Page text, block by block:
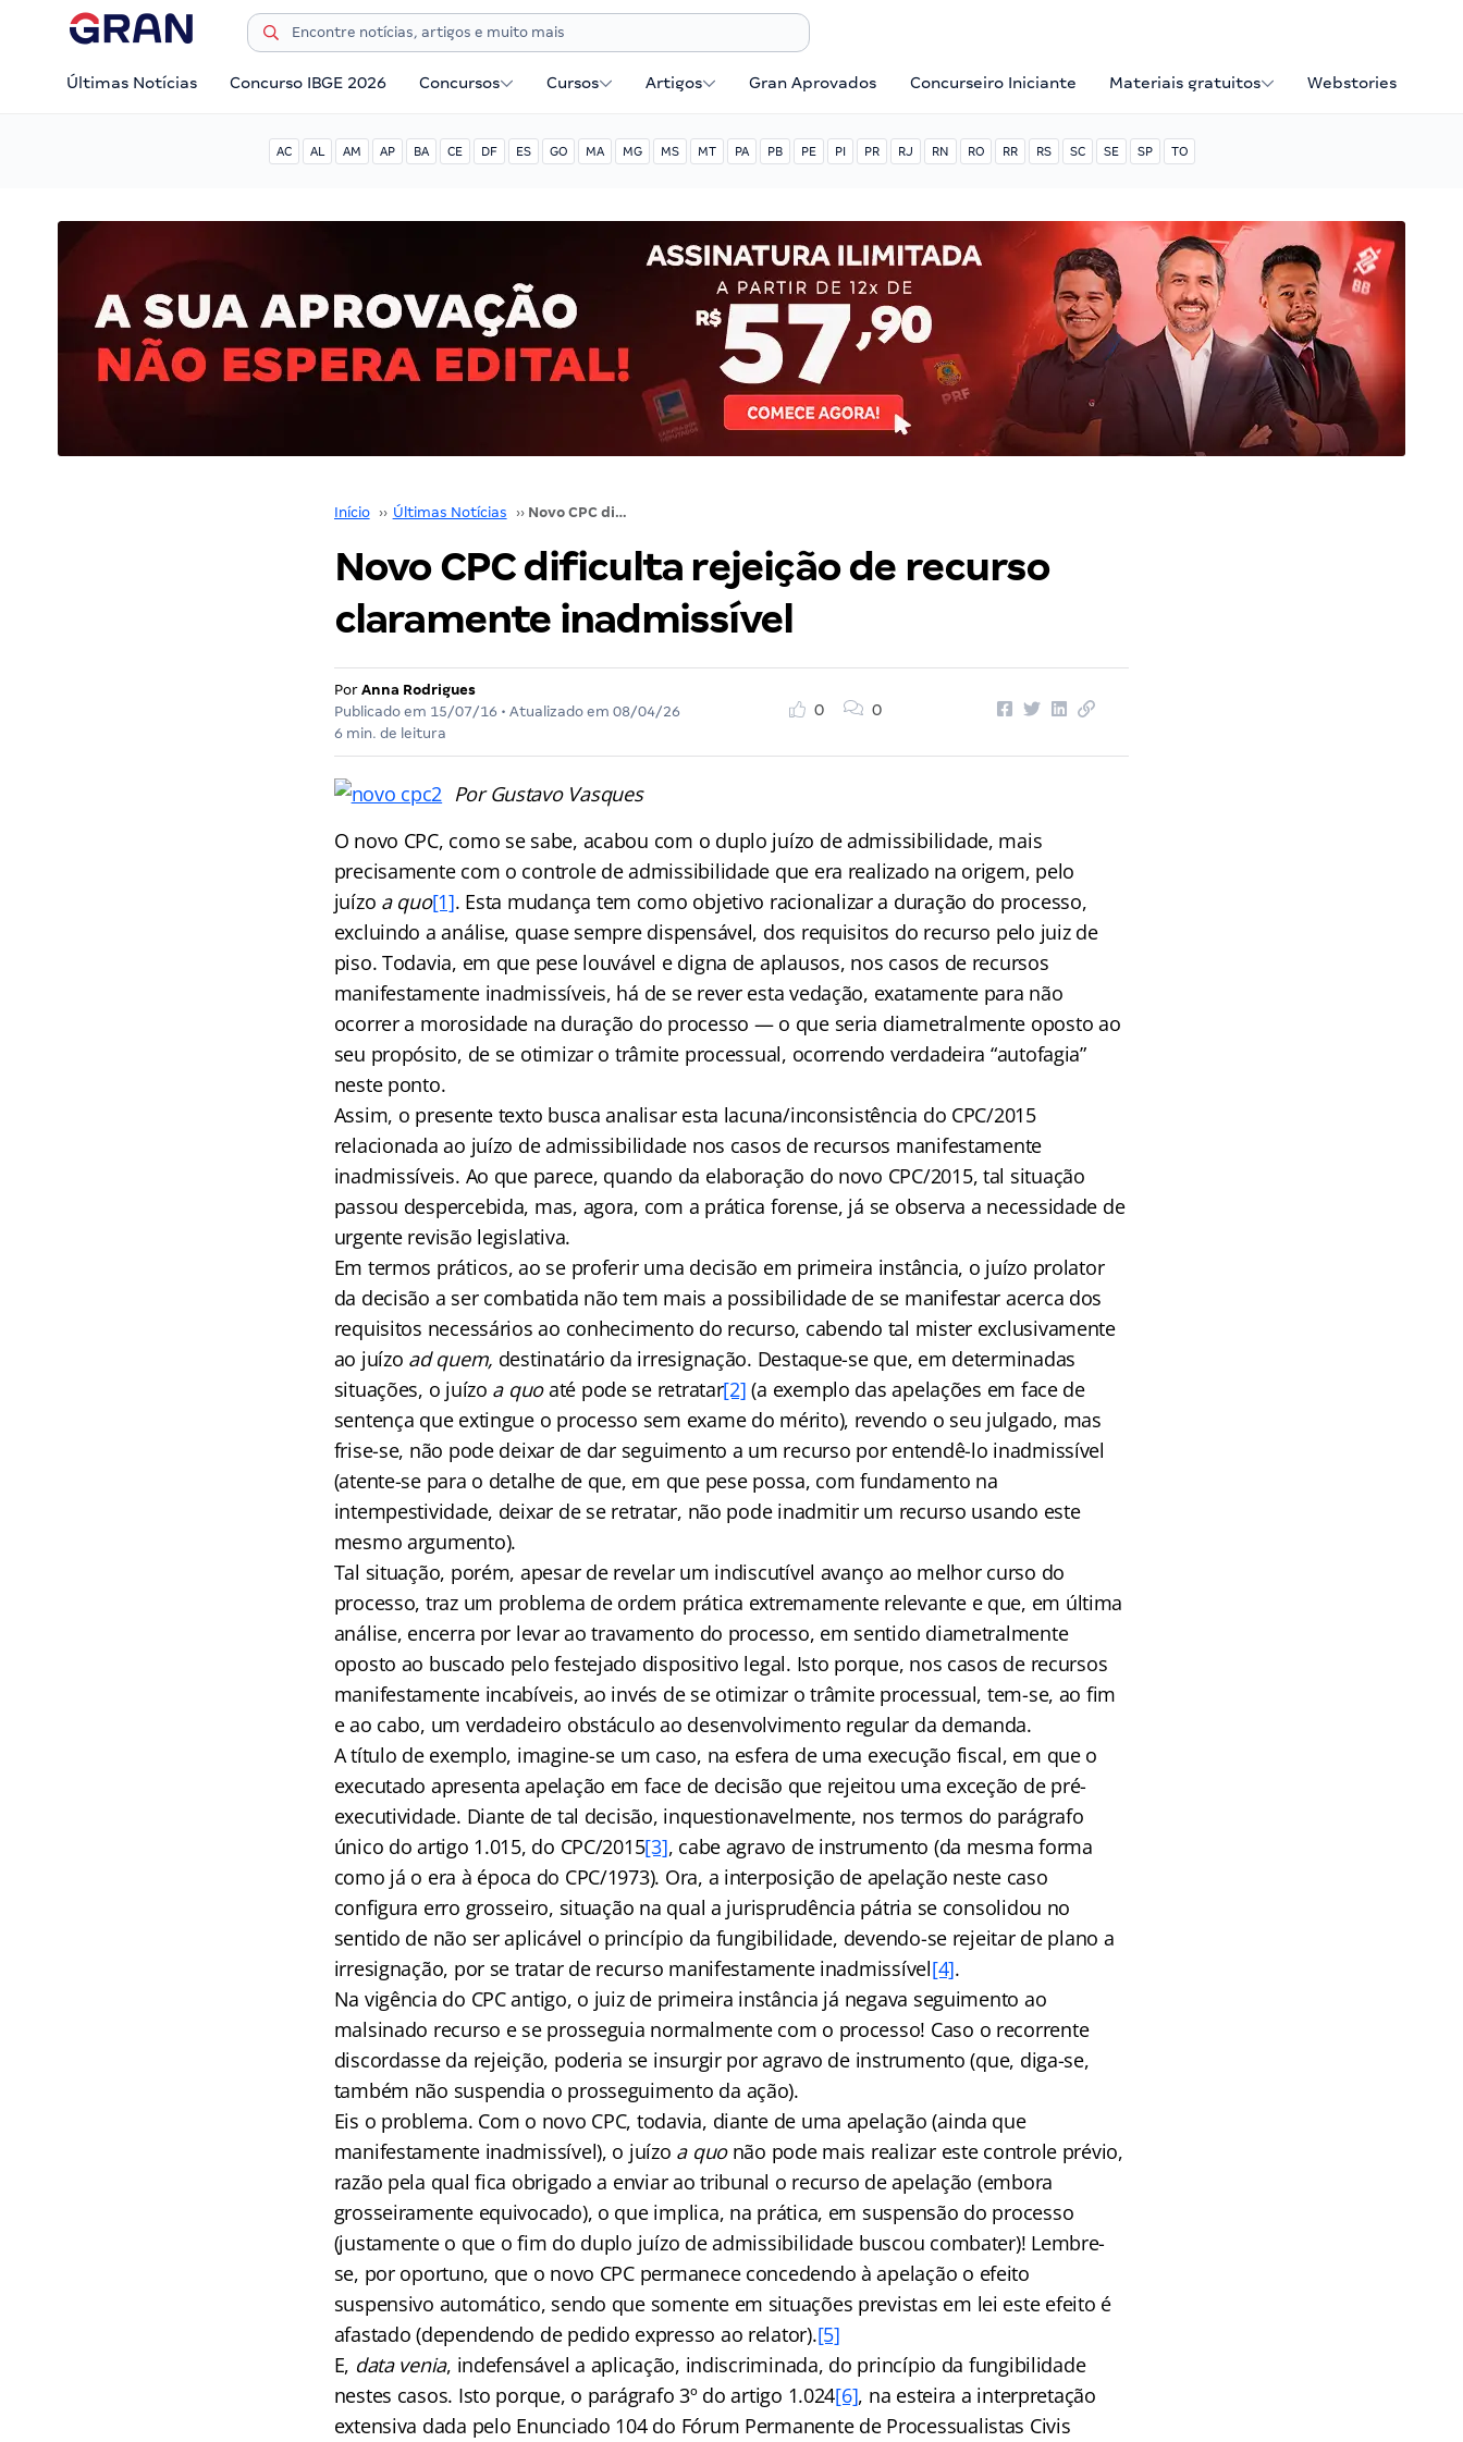
Últimas Notícias Concurso IBGE 2026 Concursos Cursos Artigos Gran Aprovados Concurseiro Iniciante Materiais gratuitos Webstories
AC AL AM AP BA CE DF ES GO MA MG MS MT PA PB PE PI PR RJ RN RO RR RS SC SE SP TO
Início ›› Últimas Notícias ›› Novo CPC dificulta rejeição de recurso claramente inadmissível
Novo CPC dificulta rejeição de recurso
claramente inadmissível
Por Anna Rodrigues
Publicado em 15/07/16 • Atualizado em 08/04/26
6 min. de leitura
0 0
Por Gustavo Vasques
O novo CPC, como se sabe, acabou com o duplo juízo de admissibilidade, mais
precisamente com o controle de admissibilidade que era realizado na origem, pelo
juízo a quo[1]. Esta mudança tem como objetivo racionalizar a duração do processo,
excluindo a análise, quase sempre dispensável, dos requisitos do recurso pelo juiz de
piso. Todavia, em que pese louvável e digna de aplausos, nos casos de recursos
manifestamente inadmissíveis, há de se rever esta vedação, exatamente para não
ocorrer a morosidade na duração do processo — o que seria diametralmente oposto ao
seu propósito, de se otimizar o trâmite processual, ocorrendo verdadeira “autofagia”
neste ponto.
Assim, o presente texto busca analisar esta lacuna/inconsistência do CPC/2015
relacionada ao juízo de admissibilidade nos casos de recursos manifestamente
inadmissíveis. Ao que parece, quando da elaboração do novo CPC/2015, tal situação
passou despercebida, mas, agora, com a prática forense, já se observa a necessidade de
urgente revisão legislativa.
Em termos práticos, ao se proferir uma decisão em primeira instância, o juízo prolator
da decisão a ser combatida não tem mais a possibilidade de se manifestar acerca dos
requisitos necessários ao conhecimento do recurso, cabendo tal mister exclusivamente
ao juízo ad quem, destinatário da irresignação. Destaque-se que, em determinadas
situações, o juízo a quoaté pode se retratar[2] (a exemplo das apelações em face de
sentença que extingue o processo sem exame do mérito), revendo o seu julgado, mas
frise-se, não pode deixar de dar seguimento a um recurso por entendê-lo inadmissível
(atente-se para o detalhe de que, em que pese possa, com fundamento na
intempestividade, deixar de se retratar, não pode inadmitir um recurso usando este
mesmo argumento).
Tal situação, porém, apesar de revelar um indiscutível avanço ao melhor curso do
processo, traz um problema de ordem prática extremamente relevante e que, em última
análise, encerra por levar ao travamento do processo, em sentido diametralmente
oposto ao buscado pelo festejado dispositivo legal. Isto porque, nos casos de recursos
manifestamente incabíveis, ao invés de se otimizar o trâmite processual, tem-se, ao fim
e ao cabo, um verdadeiro obstáculo ao desenvolvimento regular da demanda.
A título de exemplo, imagine-se um caso, na esfera de uma execução fiscal, em que o
executado apresenta apelação em face de decisão que rejeitou uma exceção de pré-
executividade. Diante de tal decisão, inquestionavelmente, nos termos do parágrafo
único do artigo 1.015, do CPC/2015[3], cabe agravo de instrumento (da mesma forma
como já o era à época do CPC/1973). Ora, a interposição de apelação neste caso
configura erro grosseiro, situação na qual a jurisprudência pátria se consolidou no
sentido de não ser aplicável o princípio da fungibilidade, devendo-se rejeitar de plano a
irresignação, por se tratar de recurso manifestamente inadmissível[4].
Na vigência do CPC antigo, o juiz de primeira instância já negava seguimento ao
malsinado recurso e se prosseguia normalmente com o processo! Caso o recorrente
discordasse da rejeição, poderia se insurgir por agravo de instrumento (que, diga-se,
também não suspendia o prosseguimento da ação).
Eis o problema. Com o novo CPC, todavia, diante de uma apelação (ainda que
manifestamente inadmissível), o juízo a quonão pode mais realizar este controle prévio,
razão pela qual fica obrigado a enviar ao tribunal o recurso de apelação (embora
grosseiramente equivocado), o que implica, na prática, em suspensão do processo
(justamente o que o fim do duplo juízo de admissibilidade buscou combater)! Lembre-
se, por oportuno, que o novo CPC permanece concedendo à apelação o efeito
suspensivo automático, sendo que somente em situações previstas em lei este efeito é
afastado (dependendo de pedido expresso ao relator).[5]
E, data venia, indefensável a aplicação, indiscriminada, do princípio da fungibilidade
nestes casos. Isto porque, o parágrafo 3º do artigo 1.024[6], na esteira a interpretação
extensiva dada pelo Enunciado 104 do Fórum Permanente de Processualistas Civis